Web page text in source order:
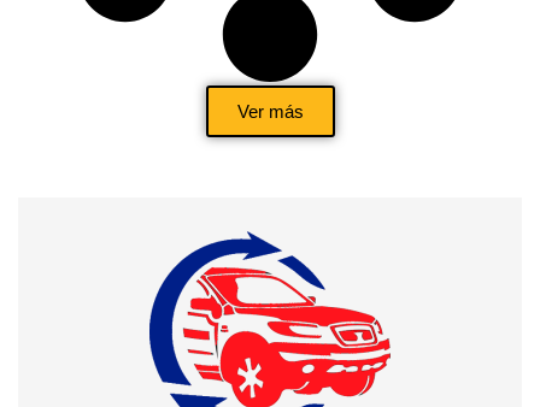
Ver más